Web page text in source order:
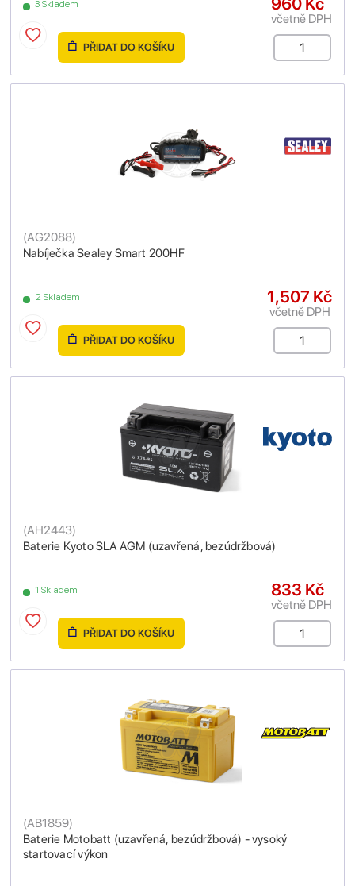
3 Skladem
včetně DPH
PŘIDAT DO KOŠÍKU
Nabíječka Sealey Smart 200HF
(AG2088)
2 Skladem 1,507 Kč
včetně DPH
PŘIDAT DO KOŠÍKU
Baterie Kyoto SLA AGM (uzavřená, bezúdržbová)
(AH2443)
1 Skladem 833 Kč
včetně DPH
PŘIDAT DO KOŠÍKU
Baterie Motobatt (uzavřená, bezúdržbová) - vysoký
startovací výkon
(AB1859)